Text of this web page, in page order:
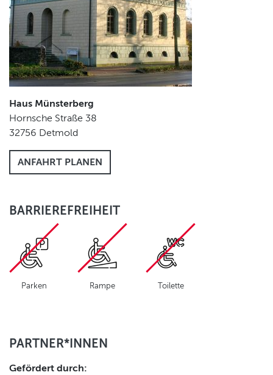
Haus Münsterberg
Hornsche Straße 38
32756 Detmold
ANFAHRT PLANEN
BARRIEREFREIHEIT
Parken Rampe Toilette
PARTNER*INNEN
Gefördert durch: